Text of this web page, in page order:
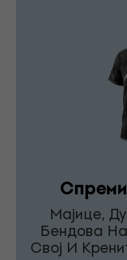
Мајице,
Бендова
Свој И